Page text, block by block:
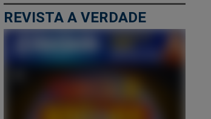
REVISTA A VERDADE